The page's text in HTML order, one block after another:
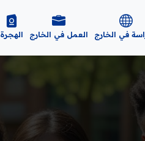
في الخارج العمل في الخارج الهجرة